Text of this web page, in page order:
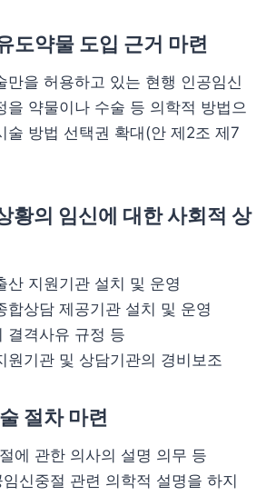
도약물 도입 근거 마련
만을 허용하고 있는 현행 인공임신
을 약물이나 수술 등 의학적 방법으
술 방법 선택권 확대(안 제2조 제7
황의 임신에 대한 사회적 상
산 지원기관 설치 및 운영
합상담 제공기관 설치 및 운영
결격사유 규정 등
원기관 및 상담기관의 경비보조
절차 마련
에 관한 의사의 설명 의무 등
신중절 관련 의학적 설명을 하지